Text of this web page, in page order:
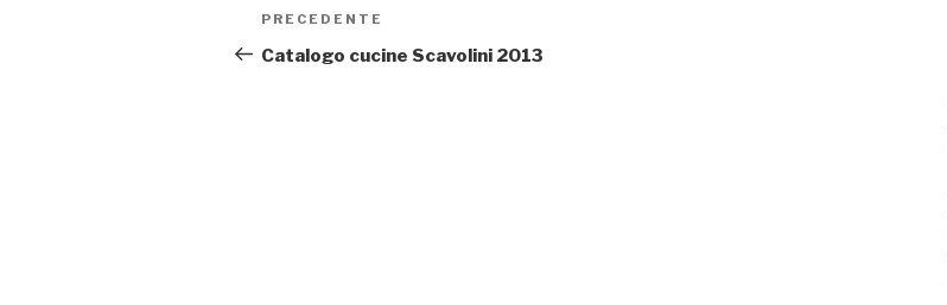
Navigazione
articoli
Articolo
precedente:
PRECEDENTE
Catalogo cucine Scavolini 2013